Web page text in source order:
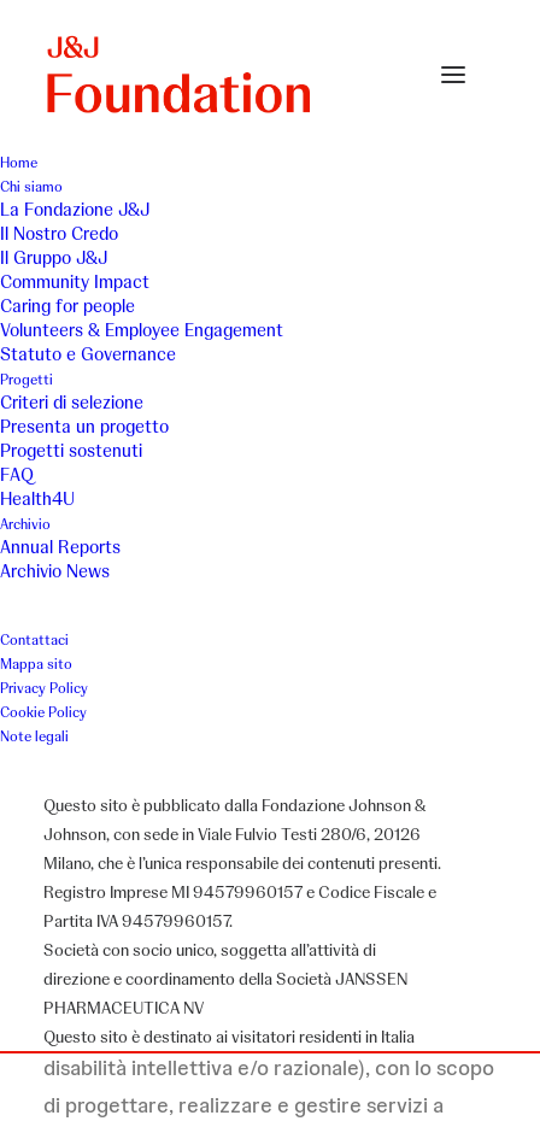
Home
Chi siamo
La Fondazione J&J
Il Nostro Credo
Il Gruppo J&J
Community Impact
Caring for people
Volunteers & Employee Engagement
Statuto e Governance
Progetti
Criteri di selezione
Presenta un progetto
Progetti sostenuti
FAQ
Health4U
Archivio
Annual Reports
Archivio News
Contattaci
Mappa sito
Privacy Policy
Cookie Policy
Note legali
Questo sito è pubblicato dalla Fondazione Johnson &
Johnson, con sede in Viale Fulvio Testi 280/6, 20126
Milano, che è l’unica responsabile dei contenuti presenti.
Registro Imprese MI 94579960157 e Codice Fiscale e
Partita IVA 94579960157.
Società con socio unico, soggetta all’attività di
direzione e coordinamento della Società JANSSEN
PHARMACEUTICA NV
Questo sito è destinato ai visitatori residenti in Italia
Fondazione Piatti
Fogliaro 2010: una casa per
crescere
Luogo
Associazione
Fondazione Renato Piatti Onlus
Il Progetto
La Fondazione Renato Piatti Onlus è nata a
Varese per volontà di alcuni soci della locale
Anffas(Associazione Famiglie di persone con
disabilità intellettiva e/o razionale), con lo scopo
di progettare, realizzare e gestire servizi a